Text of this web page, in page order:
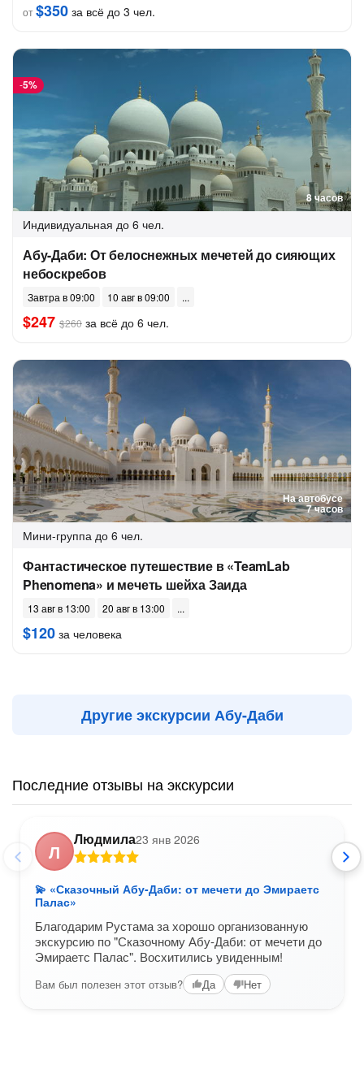
от$350 за всё до 3 чел.
8 часов
-5%
Индивидуальная до 6 чел.
Абу-Даби: От белоснежных мечетей до сияющих
небоскребов
Завтра в 09:00 10 авг в 09:00
$247 $260 за всё до 6 чел.
На автобусе
7 часов
Мини-группа до 6 чел.
Фантастическое путешествие в «TeamLab
Phenomena» и мечеть шейха Заида
13 авг в 13:00 20 авг в 13:00
$120 за человека
Другие экскурсии Абу-Даби
Последние отзывы на экскурсии
Л
Людмила23 янв 2026
💫 «Сказочный Абу-Даби: от мечети до Эмираетс
Палас»
Благодарим Рустама за хорошо организованную
экскурсию по "Сказочному Абу-Даби: от мечети до
Эмираетс Палас". Восхитились увиденным!
Вам был полезен этот отзыв? Да Нет